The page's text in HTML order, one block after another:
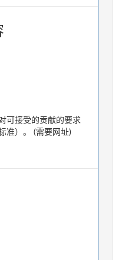
可接受的贡献的要求
准）。 (需要网址)